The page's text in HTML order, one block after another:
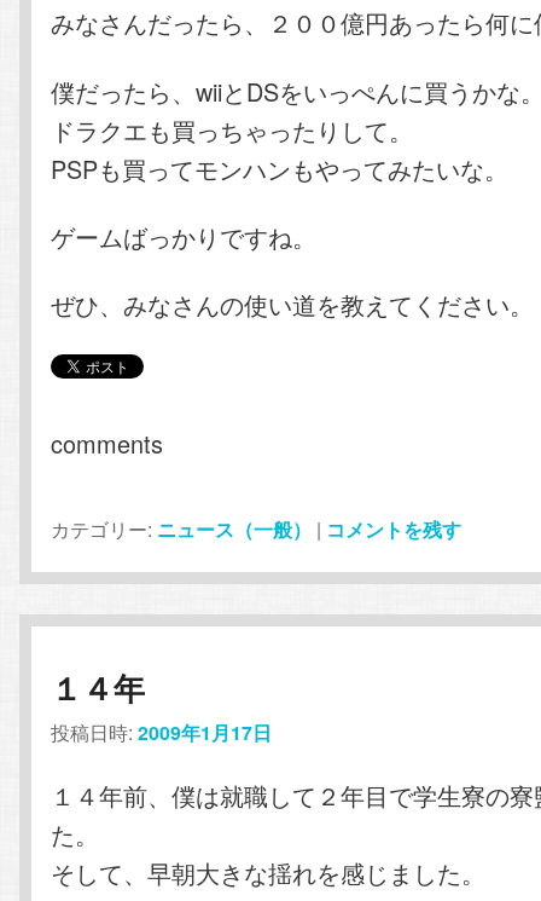
みなさんだったら、２００億円あったら何
僕だったら、wiiとDSをいっぺんに買うかな
ドラクエも買っちゃったりして。
PSPも買ってモンハンもやってみたいな。
ゲームばっかりですね。
ぜひ、みなさんの使い道を教えてください。
comments
カテゴリー: ニュース（一般） | コメントを残す
１４年
投稿日時:2009年1月17日
１４年前、僕は就職して２年目で学生寮の
た。
そして、早朝大きな揺れを感じました。